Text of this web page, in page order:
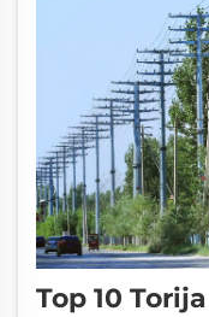
Top 10